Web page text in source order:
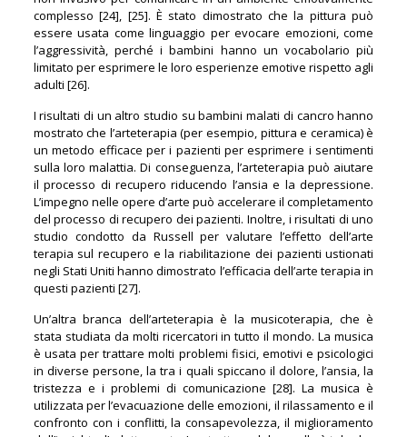
complesso [24], [25]. È stato dimostrato che la pittura può
essere usata come linguaggio per evocare emozioni, come
l’aggressività, perché i bambini hanno un vocabolario più
limitato per esprimere le loro esperienze emotive rispetto agli
adulti [26].
I risultati di un altro studio su bambini malati di cancro hanno
mostrato che l’arteterapia (per esempio, pittura e ceramica) è
un metodo efficace per i pazienti per esprimere i sentimenti
sulla loro malattia. Di conseguenza, l’arteterapia può aiutare
il processo di recupero riducendo l’ansia e la depressione.
L’impegno nelle opere d’arte può accelerare il completamento
del processo di recupero dei pazienti. Inoltre, i risultati di uno
studio condotto da Russell per valutare l’effetto dell’arte
terapia sul recupero e la riabilitazione dei pazienti ustionati
negli Stati Uniti hanno dimostrato l’efficacia dell’arte terapia in
questi pazienti [27].
Un’altra branca dell’arteterapia è la musicoterapia, che è
stata studiata da molti ricercatori in tutto il mondo. La musica
è usata per trattare molti problemi fisici, emotivi e psicologici
in diverse persone, la tra i quali spiccano il dolore, l’ansia, la
tristezza e i problemi di comunicazione [28]. La musica è
utilizzata per l’evacuazione delle emozioni, il rilassamento e il
confronto con i conflitti, la consapevolezza, il miglioramento